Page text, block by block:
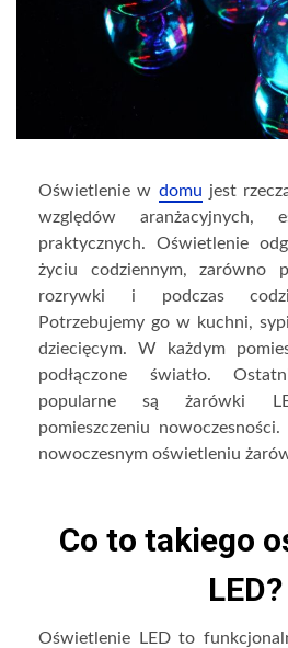
Oświetlenie w domu jest
względów aranżacyjnych,
praktycznych. Oświetlenie
życiu codziennym, zarówno
rozrywki i podczas
Potrzebujemy go w kuchni,
dziecięcym. W każdym
podłączone światło.
popularne są żarówki
pomieszczeniu
nowoczesnym oświetleniu
Co to takiego
LED?
Oświetlenie LED to